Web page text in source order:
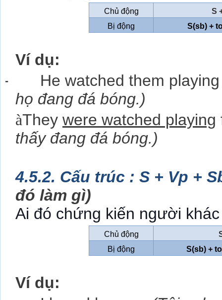
Chủ động
S
Bị động
S(sb) +
Ví dụ:
- He watched them
họ đang đá bóng.)
àThey were watched playing
thấy đang đá bóng.)
4.5.2. Cấu trúc : S + Vp +
đó làm gì)
Ai đó chứng kiến người
Chủ động
Bị động
S(sb) +
Ví dụ: